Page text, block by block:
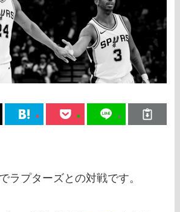
ラプターズとの対戦です。